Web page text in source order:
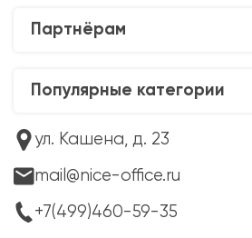
Покупателям
Партнёрам
ул. Кашена, д. 23